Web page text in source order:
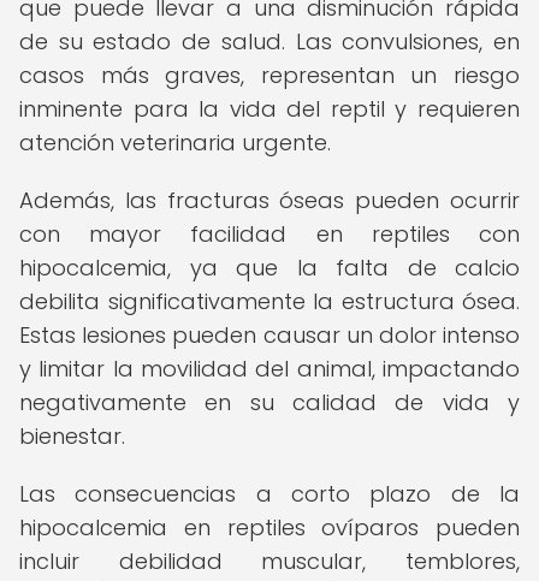
que puede llevar a una disminución rápida
de su estado de salud. Las convulsiones, en
casos más graves, representan un riesgo
inminente para la vida del reptil y requieren
atención veterinaria urgente.
Además, las fracturas óseas pueden ocurrir
con mayor facilidad en reptiles con
hipocalcemia, ya que la falta de calcio
debilita significativamente la estructura ósea.
Estas lesiones pueden causar un dolor intenso
y limitar la movilidad del animal, impactando
negativamente en su calidad de vida y
bienestar.
Las consecuencias a corto plazo de la
hipocalcemia en reptiles ovíparos pueden
incluir debilidad muscular, temblores,